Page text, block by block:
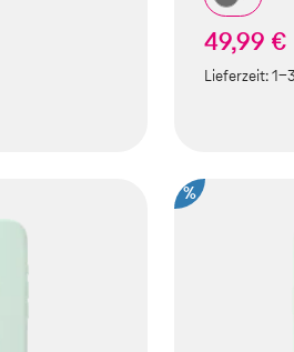
49,99 €
Lieferzeit:1-
%